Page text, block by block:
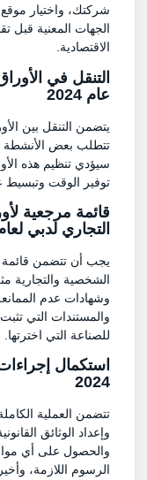
شركتك، واختيار موقع
الجهات المعنية قبل
الاقتصادية.
التنقل في
عام 2024
يتضمن التنقل بين
تتطلب بعض الأنشطة
سيؤدي تنظيم هذه
توفير الوقت وتبسيط
قائمة مرجعية
التجاري لدبي لعام 2024
يجب أن تتضمن قائمة
الشخصية والتجارية
وشهادات عدم
والمستندات التي تثبت
للصناعة التي اخترتها.
استكمال
2024
تتضمن العملية
وإعداد الوثائق
والحصول على أي
الرسوم اللازمة،